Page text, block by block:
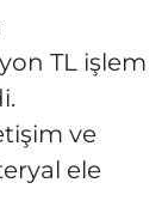
TL işlem
ve
ele